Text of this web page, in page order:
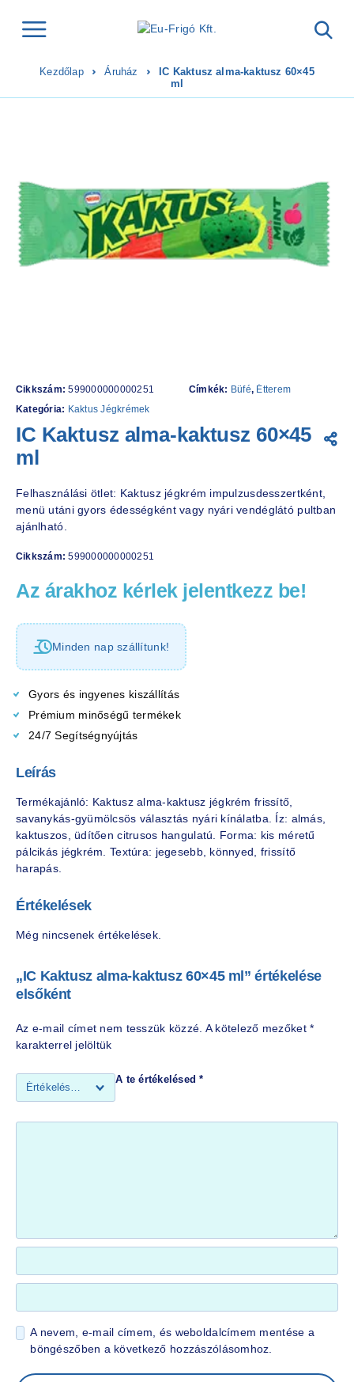
Kezdőlap Áruház
IC Kaktusz alma-kaktusz 60×45
ml
Cikkszám:599000000000251
Kategória: Kaktus Jégkrémek
Címkék: Büfé, Étterem
IC Kaktusz alma-kaktusz 60×45
ml
Felhasználási ötlet: Kaktusz jégkrém impulzusdesszertként,
menü utáni gyors édességként vagy nyári vendéglátó pultban
ajánlható.
Cikkszám:599000000000251
Az árakhoz kérlek jelentkezz be!
Minden nap szállítunk!
Gyors és ingyenes kiszállítás
Prémium minőségű termékek
24/7 Segítségnyújtás
Leírás
Termékajánló: Kaktusz alma-kaktusz jégkrém frissítő,
savanykás-gyümölcsös választás nyári kínálatba. Íz: almás,
kaktuszos, üdítően citrusos hangulatú. Forma: kis méretű
pálcikás jégkrém. Textúra: jegesebb, könnyed, frissítő
harapás.
Értékelések
Még nincsenek értékelések.
„IC Kaktusz alma-kaktusz 60×45 ml” értékelése
elsőként
Az e-mail címet nem tesszük közzé. A kötelező mezőket*
karakterrel jelöltük
A te értékelésed*
A nevem, e-mail címem, és weboldalcímem mentése a
böngészőben a következő hozzászólásomhoz.